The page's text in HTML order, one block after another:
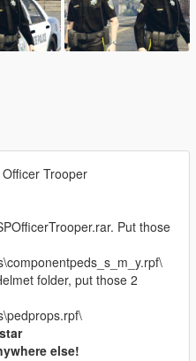
Trooper
Put those
folder, put those 2
else!